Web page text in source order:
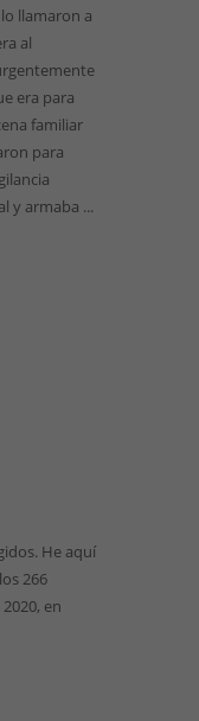
llamaron a
al
era para
familiar
para
y armaba ...
He aquí
266
en